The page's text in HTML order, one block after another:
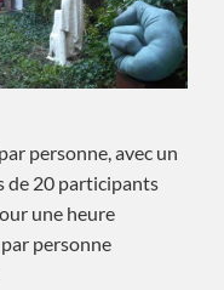
personne, avec un
de 20 participants
une heure
personne